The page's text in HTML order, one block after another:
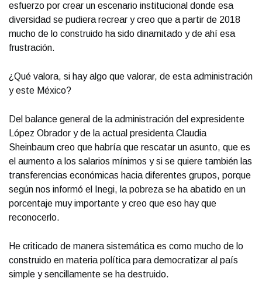
esfuerzo por crear un escenario institucional donde esa
diversidad se pudiera recrear y creo que a partir de 2018
mucho de lo construido ha sido dinamitado y de ahí esa
frustración.
¿Qué valora, si hay algo que valorar, de esta administración
y este México?
Del balance general de la administración del expresidente
López Obrador y de la actual presidenta Claudia
Sheinbaum creo que habría que rescatar un asunto, que es
el aumento a los salarios mínimos y si se quiere también las
transferencias económicas hacia diferentes grupos, porque
según nos informó el Inegi, la pobreza se ha abatido en un
porcentaje muy importante y creo que eso hay que
reconocerlo.
He criticado de manera sistemática es como mucho de lo
construido en materia política para democratizar al país
simple y sencillamente se ha destruido.